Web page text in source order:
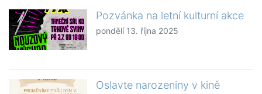
Pozvánka na letní kulturní akce
pondělí 13. října 2025
Oslavte narozeniny v kině